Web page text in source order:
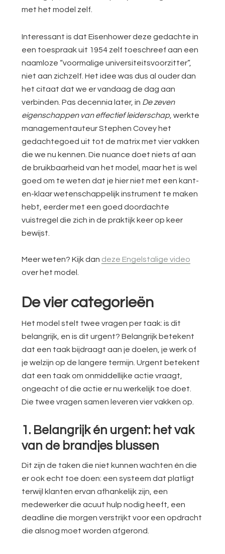
met het model zelf.
Interessant is dat Eisenhower deze gedachte in
een toespraak uit 1954 zelf toeschreef aan een
naamloze “voormalige universiteitsvoorzitter”,
niet aan zichzelf. Het idee was dus al ouder dan
het citaat dat we er vandaag de dag aan
verbinden. Pas decennia later, in De zeven
eigenschappen van effectief leiderschap , werkte
managementauteur Stephen Covey het
gedachtegoed uit tot de matrix met vier vakken
die we nu kennen. Die nuance doet niets af aan
de bruikbaarheid van het model, maar het is wel
goed om te weten dat je hier niet met een kant-
en-klaar wetenschappelijk instrument te maken
hebt, eerder met een goed doordachte
vuistregel die zich in de praktijk keer op keer
bewijst.
Meer weten? Kijk dan deze Engelstalige video
over het model.
De vier categorieën
Het model stelt twee vragen per taak: is dit
belangrijk, en is dit urgent? Belangrijk betekent
dat een taak bijdraagt aan je doelen, je werk of
je welzijn op de langere termijn. Urgent betekent
dat een taak om onmiddellijke actie vraagt,
ongeacht of die actie er nu werkelijk toe doet.
Die twee vragen samen leveren vier vakken op.
1. Belangrijk én urgent: het vak
van de brandjes blussen
Dit zijn de taken die niet kunnen wachten én die
er ook echt toe doen: een systeem dat platligt
terwijl klanten ervan afhankelijk zijn, een
medewerker die acuut hulp nodig heeft, een
deadline die morgen verstrijkt voor een opdracht
die alsnog moet worden afgerond.